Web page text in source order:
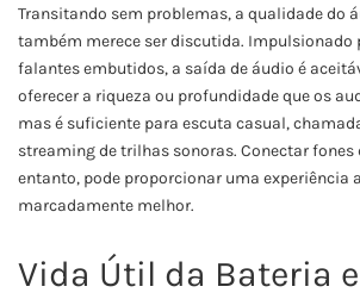
Transitando sem problemas, a qualidade do
também merece ser discutida. Impulsionado
falantes embutidos, a saída de áudio é
oferecer a riqueza ou profundidade que os
mas é suficiente para escuta casual,
streaming de trilhas sonoras. Conectar fones
entanto, pode proporcionar uma experiência
marcadamente melhor.
Vida Útil da Bateria e